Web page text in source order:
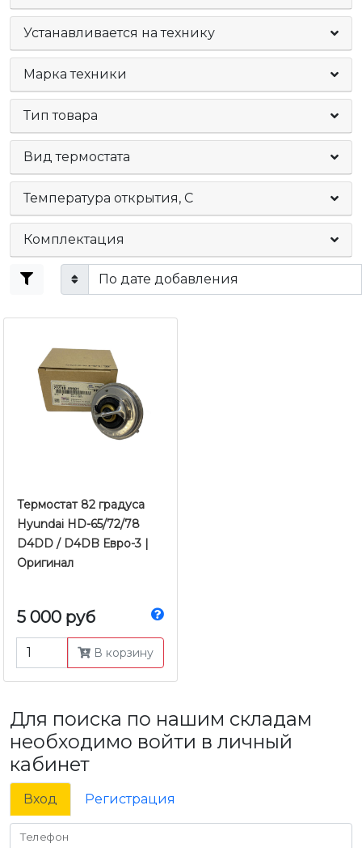
Устанавливается на технику
Марка техники
Тип товара
Вид термостата
Температура открытия, С
Комплектация
Термостат 82 градуса
Hyundai HD-65/72/78
D4DD / D4DB Евро-3 |
Оригинал
5 000 руб
В корзину
Для поиска по нашим складам
необходимо войти в личный
кабинет
Вход Регистрация
Телефон